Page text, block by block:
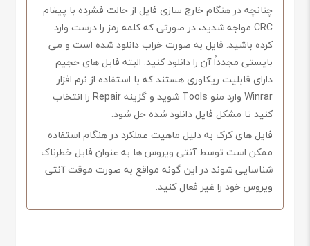
چنانچه در هنگام خارج سازی فایل از حالت فشرده با پیغام
CRC مواجه شدید، در صورتی که کلمه رمز را درست وارد
کرده باشید. فایل به صورت خراب دانلود شده است و می
بایستی مجدداً آن را دانلود کنید. البته فایل های حجیم
دارای قابلیت ریکاوری هستند که با استفاده از نرم افزار
Winrar وارد منو Tools شوید و گزینه Repair را انتخاب
کنید تا مشکل فایل دانلود شده حل شود.
فایل های کرک به دلیل ماهیت عملکرد در هنگام استفاده
ممکن است توسط آنتی ویروس ها به عنوان فایل خطرناک
شناسایی شوند در این گونه مواقع به صورت موقت آنتی
ویروس خود را غیر فعال کنید.